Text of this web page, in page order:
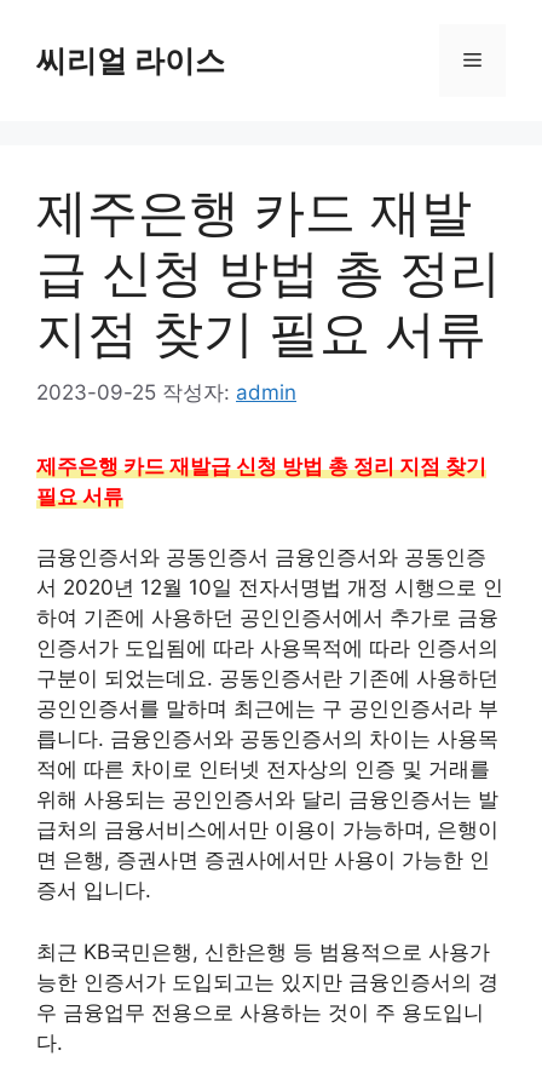
씨리얼 라이스 메
제주은행 카드 재발
급 신청 방법 총 정리
지점 찾기 필요 서류
2023-09-25 작성자: admin
제주은행 카드 재발급 신청 방법 총 정리 지점 찾기
필요 서류
금융인증서와 공동인증서 금융인증서와 공동인증
서 2020년 12월 10일 전자서명법 개정 시행으로 인
하여 기존에 사용하던 공인인증서에서 추가로 금융
인증서가 도입됨에 따라 사용목적에 따라 인증서의
구분이 되었는데요. 공동인증서란 기존에 사용하던
공인인증서를 말하며 최근에는 구 공인인증서라 부
릅니다. 금융인증서와 공동인증서의 차이는 사용목
적에 따른 차이로 인터넷 전자상의 인증 및 거래를
위해 사용되는 공인인증서와 달리 금융인증서는 발
급처의 금융서비스에서만 이용이 가능하며, 은행이
면 은행, 증권사면 증권사에서만 사용이 가능한 인
증서 입니다.
최근 KB국민은행, 신한은행 등 범용적으로 사용가
능한 인증서가 도입되고는 있지만 금융인증서의 경
우 금융업무 전용으로 사용하는 것이 주 용도입니
다.